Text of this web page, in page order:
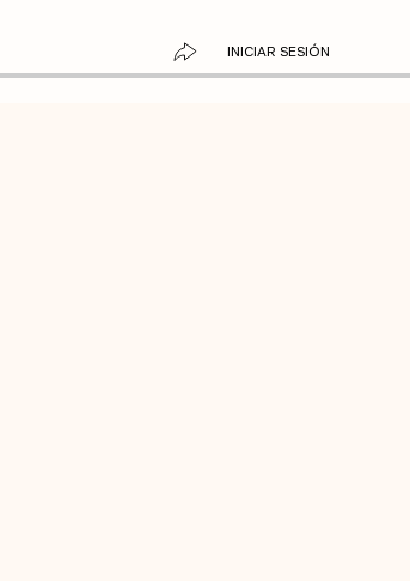
INICIAR SESIÓN